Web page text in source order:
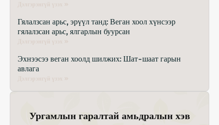
Гялалзсан арьс, эрүүл танд: Веган хоол хүнсээр
гялалзсан арьс, ялгарлын буурсан
Эхнээсээ веган хоолд шилжих: Шат-шаат гарын
авлага
Ургамлын гаралтай амьдралын хэв